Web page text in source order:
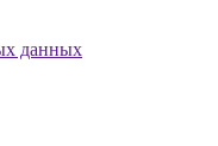
данных